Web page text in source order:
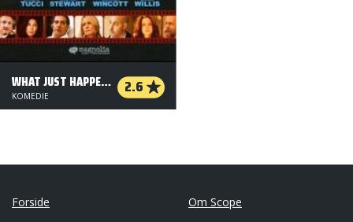
WHAT JUST HAPPENED 2.6
KOMEDIE
Forside Om Scope